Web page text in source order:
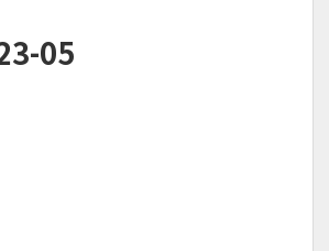
05